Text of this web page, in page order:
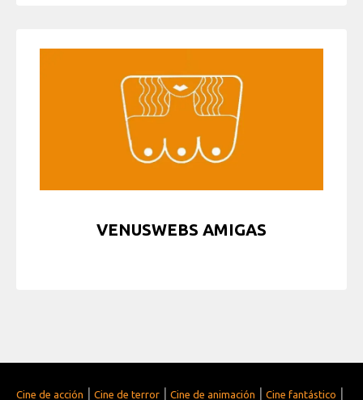
VENUSWEBS AMIGAS
Cine de acción Cine de terror Cine de animación Cine fantástico